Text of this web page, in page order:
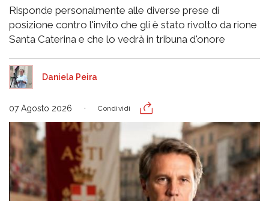
Risponde personalmente alle diverse prese di
posizione contro l'invito che gli è stato rivolto da rione
Santa Caterina e che lo vedrà in tribuna d'onore
Daniela Peira
07 Agosto 2026 Condividi